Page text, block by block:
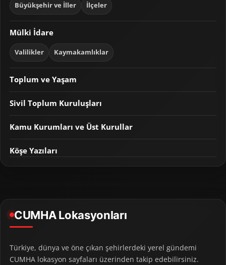
Büyükşehir ve İller İlçeler
Mülki İdare
Valilikler Kaymakamlıklar
Toplum ve Yaşam
Sivil Toplum Kuruluşları
Kamu Kurumları ve Üst Kurullar
Köşe Yazıları
CUMHA Lokasyonları
Türkiye, dünya ve öne çıkan şehirlerdeki yerel gündemi
CUMHA lokasyon sayfaları üzerinden takip edebilirsiniz.